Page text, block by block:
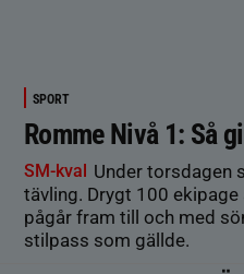
SPORT
Romme Nivå 1: Så
SM-kval Under torsdagen
tävling. Drygt 100
pågår fram till och med
stilpass som gällde.